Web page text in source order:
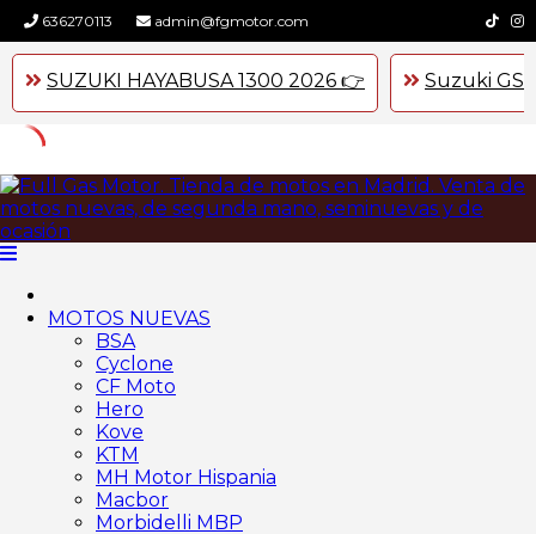
636270113 admin@fgmotor.com
SUZUKI HAYABUSA 1300 2026 👉 Suzuki
Skip
to
content
MOTOS NUEVAS
BSA
Cyclone
CF Moto
Hero
Kove
KTM
MH Motor Hispania
Macbor
Morbidelli MBP